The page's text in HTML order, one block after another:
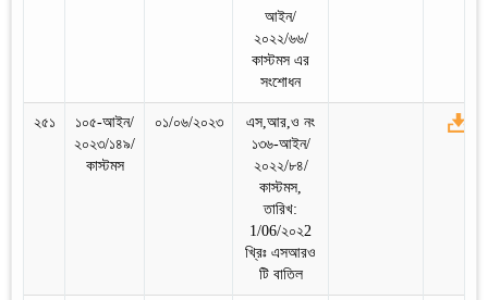
আইন/
২০২২/৬৬/
কাস্টমস এর
সংশোধন
২৫১
১০৫-আইন/
২০২৩/১৪৯/
কাস্টমস
০১/০৬/২০২৩
এস,আর,ও নং
১৩৬-আইন/
২০২২/৮৪/
কাস্টমস,
তারিখ:
1/06/২০২2
খ্রিঃ এসআরও
টি বাতিল